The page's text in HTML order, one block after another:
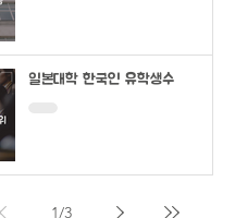
일본대학 한국인 유학생수
1/3